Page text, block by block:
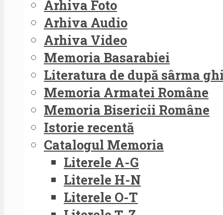
Arhiva Foto
Arhiva Audio
Arhiva Video
Memoria Basarabiei
Literatura de după sârma
Memoria Armatei Române
Memoria Bisericii Române
Istorie recentă
Catalogul Memoria
Literele A-G
Literele H-N
Literele O-T